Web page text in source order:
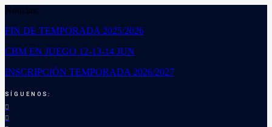
Noticias:
FIN DE TEMPORADA 2025/2026
CBM EN JUEGO 12-13-14 JUN
INSCRIPCIÓN TEMPORADA 2026/2027
SÍGUENOS: